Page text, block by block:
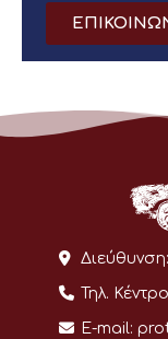
Διεύθυνση:
Τηλ.
E-mail: